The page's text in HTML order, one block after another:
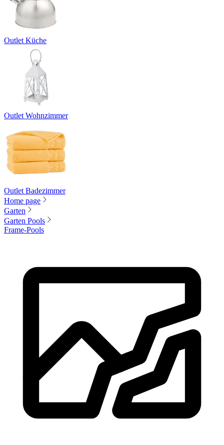
Outlet Küche
Outlet Wohnzimmer
Outlet Badezimmer
Home page
Garten
Garten Pools
Frame-Pools